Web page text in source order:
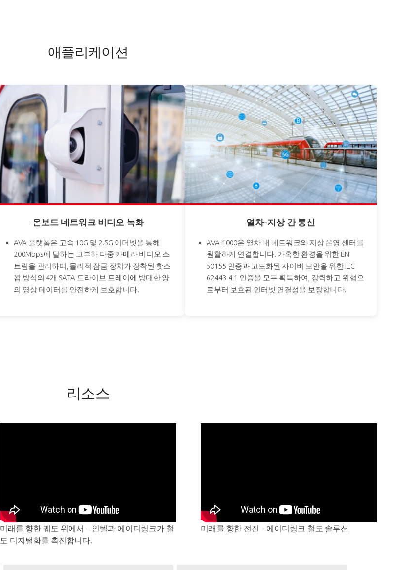
애플리케이션
온보드 네트워크 비디오 녹화
AVA 플랫폼은 고속 10G 및 2.5G 이더넷을 통해
200Mbps에 달하는 고부하 다중 카메라 비디오 스
트림을 관리하며, 물리적 잠금 장치가 장착된 핫스
왑 방식의 4개 SATA 드라이브 트레이에 방대한 양
의 영상 데이터를 안전하게 보호합니다.
열차-지상 간 통신
AVA-1000은 열차 내 네트워크와 지상 운영 센터를
원활하게 연결합니다. 가혹한 환경을 위한 EN
50155 인증과 고도화된 사이버 보안을 위한 IEC
62443-4-1 인증을 모두 획득하여, 강력하고 위협으
로부터 보호된 인터넷 연결성을 보장합니다.
리소스
미래를 향한 궤도 위에서 – 인텔과 에이디링크가 철
도 디지털화를 촉진합니다.
미래를 향한 전진 - 에이디링크 철도 솔루션